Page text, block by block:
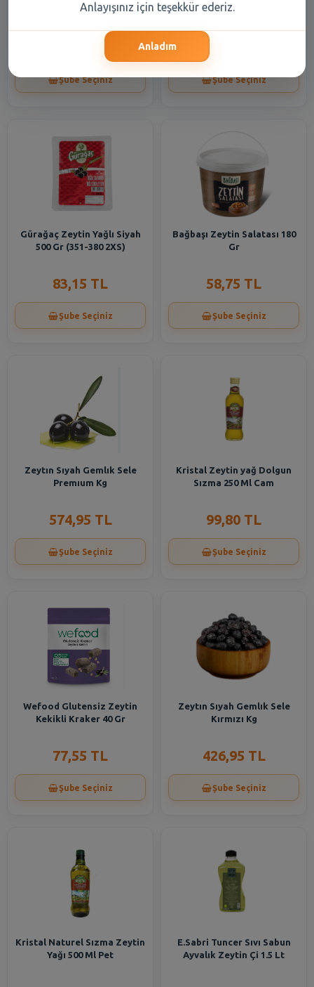
Siyah Kg
Şube Seçiniz
(201-260 XL-L)
Şube Seçiniz
Gürağaç Zeytin Yağlı Siyah
500 Gr (351-380 2XS)
83,15 TL
Şube Seçiniz
Bağbaşı Zeytin Salatası 180
Gr
58,75 TL
Şube Seçiniz
Zeytın Sıyah Gemlık Sele
Premıum Kg
574,95 TL
Şube Seçiniz
Kristal Zeytin yağ Dolgun
Sızma 250 Ml Cam
99,80 TL
Şube Seçiniz
Wefood Glutensiz Zeytin
Kekikli Kraker 40 Gr
77,55 TL
Şube Seçiniz
Zeytın Sıyah Gemlık Sele
Kırmızı Kg
426,95 TL
Şube Seçiniz
Kristal Naturel Sızma Zeytin
Yağı 500 Ml Pet
E.Sabri Tuncer Sıvı Sabun
Ayvalık Zeytin Çi 1.5 Lt
Anlayışınız için teşekkür ederiz.
Anladım